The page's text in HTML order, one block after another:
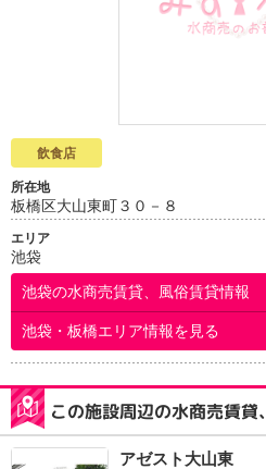
飲食店
所在地
板橋区大山東町３０－８
エリア
池袋
池袋の水商売賃貸、風俗賃貸情報
池袋・板橋エリア情報を見る
この施設周辺の水商売賃貸
アゼスト大山東